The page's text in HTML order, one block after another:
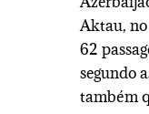
Aktau,
62
segundo
também